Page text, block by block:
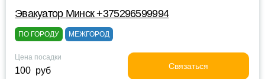
Эвакуатор Минск +375296599994
ПО ГОРОДУ МЕЖГОРОД
Цена посадки
100 руб Связаться